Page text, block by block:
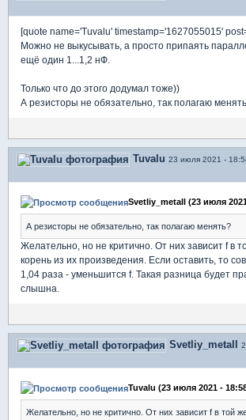
[quote name='Tuvalu' timestamp='1627055015'
Можно не выкусывать, а просто припаять
ещё один 1...1,2 нФ.
Только что до этого додумал тоже))
А резисторы не обязательно, так полагаю
Tuvalu 23 июля 2021 -
Svetliy_metall (23 июля
А резисторы не обязательно, так полагаю менять?
Желательно, но не критично. От них зависит f в
корень из их произведения. Если оставить, то
1,04 раза - уменьшится f. Такая разница будет
слышна.
Svetliy_metall
Tuvalu (23 июля 2021 -
Желательно, но не критично. От них зависит f в той